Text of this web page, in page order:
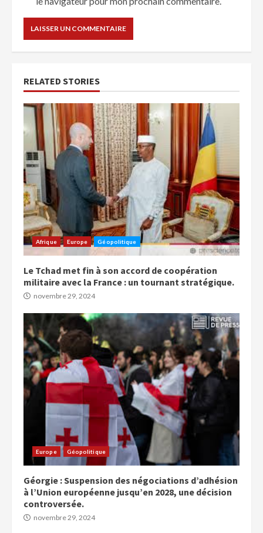
RELATED STORIES
Afrique Europe Géopolitique
Le Tchad met fin à son accord de coopération
militaire avec la France : un tournant stratégique.
novembre 29, 2024
Europe Géopolitique
Géorgie : Suspension des négociations d’adhésion
à l’Union européenne jusqu’en 2028, une décision
controversée.
novembre 29, 2024